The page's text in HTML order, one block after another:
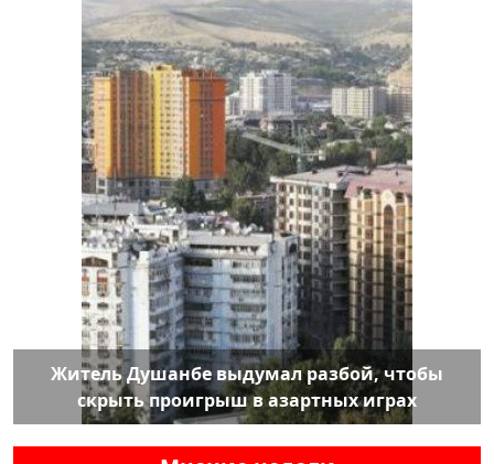
Житель Душанбе выдумал разбой, чтобы
скрыть проигрыш в азартных играх